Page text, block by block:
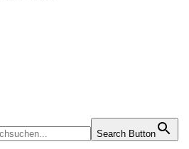
Search Button